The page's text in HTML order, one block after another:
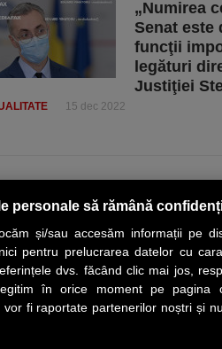
„Numirea
Senat este
funcţii
legături
Justiţiei
15 dec 2022
PAGINĂ COVER
personale să rămână
și/sau accesăm informații pe
pentru prelucrarea datelor cu
dvs. făcând clic mai jos,
în orice moment pe pagina
vor fi raportate partenerilor noștri și